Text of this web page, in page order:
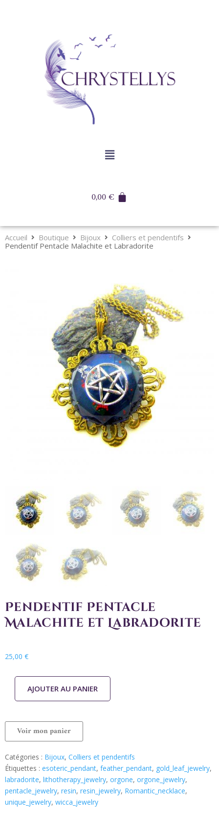
0,00€
Accueil Boutique Bijoux
Colliers et pendentifs
Pendentif Pentacle Malachite et Labradorite
Pendentif Pentacle
Malachite et Labradorite
25,00 €
AJOUTER AU PANIER
Voir mon panier
Catégories : Bijoux, Colliers et pendentifs
Étiquettes : esoteric_pendant, feather_pendant, gold_leaf_jewelry,
labradorite, lithotherapy_jewelry, orgone, orgone_jewelry,
pentacle_jewelry, resin, resin_jewelry, Romantic_necklace,
unique_jewelry, wicca_jewelry